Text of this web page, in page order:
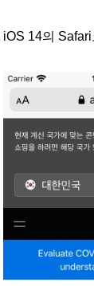
iOS 14의